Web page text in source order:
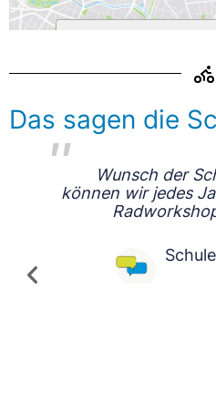
Das sagen die
Wunsch der
können wir jedes